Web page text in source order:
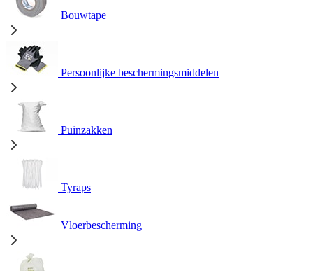
Bouwtape
Persoonlijke beschermingsmiddelen
Puinzakken
Tyraps
Vloerbescherming